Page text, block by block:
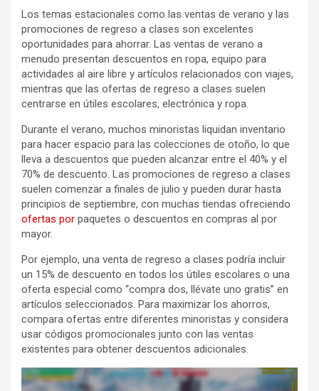
Los temas estacionales como las ventas de verano y las
promociones de regreso a clases son excelentes
oportunidades para ahorrar. Las ventas de verano a
menudo presentan descuentos en ropa, equipo para
actividades al aire libre y artículos relacionados con viajes,
mientras que las ofertas de regreso a clases suelen
centrarse en útiles escolares, electrónica y ropa.
Durante el verano, muchos minoristas liquidan inventario
para hacer espacio para las colecciones de otoño, lo que
lleva a descuentos que pueden alcanzar entre el 40% y el
70% de descuento. Las promociones de regreso a clases
suelen comenzar a finales de julio y pueden durar hasta
principios de septiembre, con muchas tiendas ofreciendo
ofertas por paquetes o descuentos en compras al por
mayor.
Por ejemplo, una venta de regreso a clases podría incluir
un 15% de descuento en todos los útiles escolares o una
oferta especial como “compra dos, llévate uno gratis” en
artículos seleccionados. Para maximizar los ahorros,
compara ofertas entre diferentes minoristas y considera
usar códigos promocionales junto con las ventas
existentes para obtener descuentos adicionales.